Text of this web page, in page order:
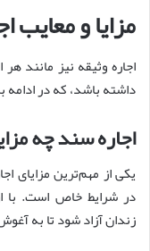
مزایا و معایب
اجاره وثیقه نیز مانند
داشته باشد، که در ادامه
اجاره سند چه
یکی از مهم‌ترین مزایای
در شرایط خاص است. با
زندان آزاد شود تا به